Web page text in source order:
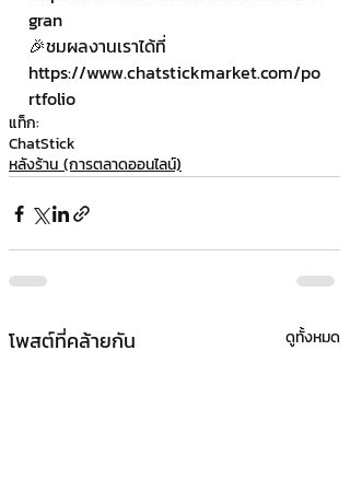
gran
🎉ชมผลงานเราได้ที่
https://www.chatstickmarket.com/po
rtfolio
แท็ก:
ChatStick
หลังร้าน (การตลาดออนไลน์)
โพสต์ที่คล้ายกัน ดูทั้งหมด